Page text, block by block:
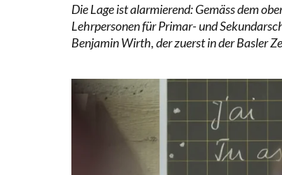
Die Lage ist alarmierend: Gemäss dem
Lehrpersonen für Primar- und
Benjamin Wirth, der zuerst in der Basler